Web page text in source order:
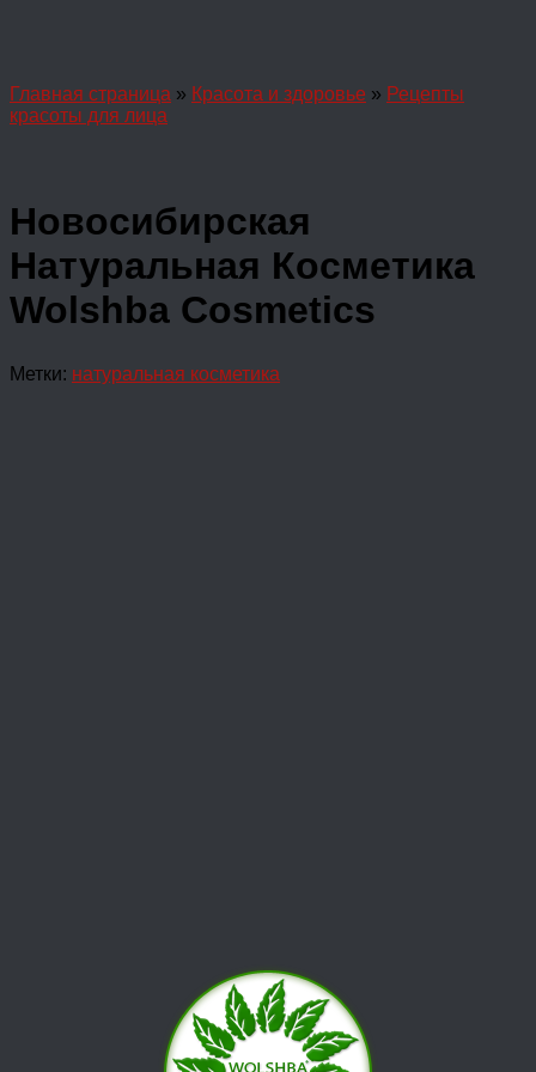
Главная страница » Красота и здоровье » Рецепты
красоты для лица
Новосибирская
Натуральная Косметика
Wolshba Cosmetics
Метки: натуральная косметика